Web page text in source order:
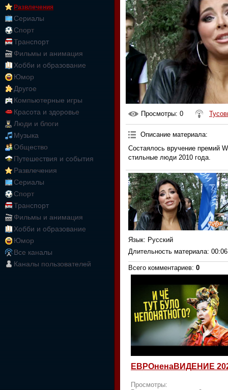
Развлечения
Сериалы
Спорт
Транспорт
Фильмы и анимация
Хобби и образование
Юмор
Другое
Компьютерные игры
Красота и здоровье
Люди и блоги
Музыка
Общество
Путешествия и события
Развлечения
Сериалы
Спорт
Транспорт
Фильмы и анимация
Хобби и образование
Юмор
Все каналы
Каналы пользователей
Просмотры: 0
Описание материала:
Состаялось вручение премий
стильные люди 2010 года.
Язык: Русский
Длительность материала:
Всего комментариев: 0
ЕВРОненаВИДЕНИЕ
Просмотры: